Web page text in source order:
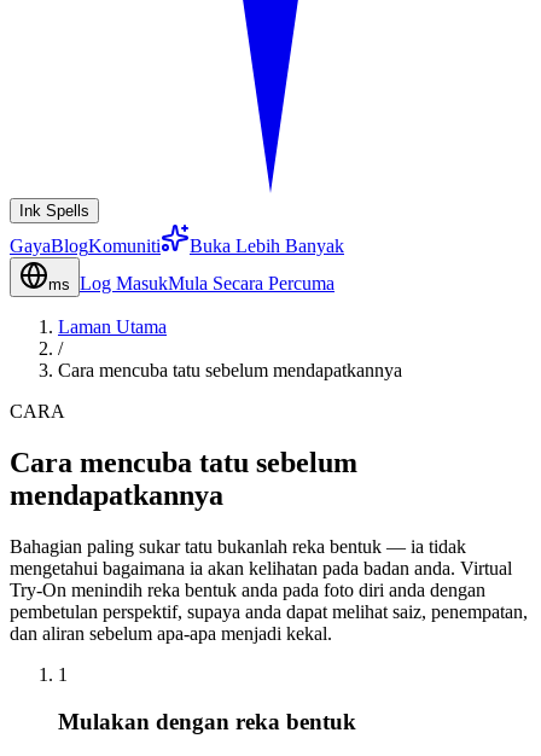
Ink Spells
GayaBlogKomuniti Buka Lebih Banyak
ms Log MasukMula Secara Percuma
Laman Utama
/
Cara mencuba tatu sebelum mendapatkannya
CARA
Cara mencuba tatu sebelum
mendapatkannya
Bahagian paling sukar tatu bukanlah reka bentuk — ia tidak
mengetahui bagaimana ia akan kelihatan pada badan anda. Virtual
Try-On menindih reka bentuk anda pada foto diri anda dengan
pembetulan perspektif, supaya anda dapat melihat saiz, penempatan,
dan aliran sebelum apa-apa menjadi kekal.
1
Mulakan dengan reka bentuk